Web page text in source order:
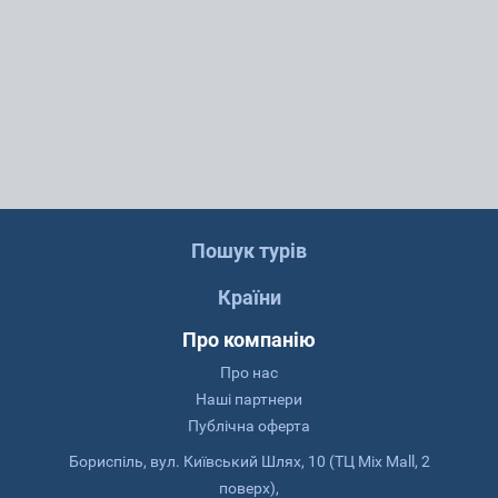
Пошук турів
Країни
Про компанію
Про нас
Наші партнери
Публічна оферта
Бориспіль, вул. Київський Шлях, 10 (ТЦ Mix Mall, 2
поверх),